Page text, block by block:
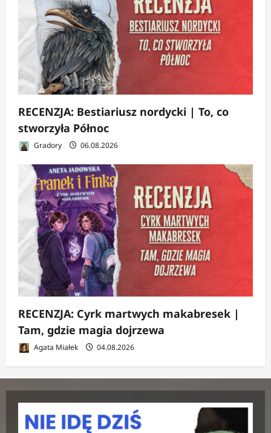
RECENZJA: Bestiariusz nordycki | To, co
stworzyła Północ
Gradory 06.08.2026
RECENZJA: Cyrk martwych makabresek |
Tam, gdzie magia dojrzewa
Agata Miałek 04.08.2026